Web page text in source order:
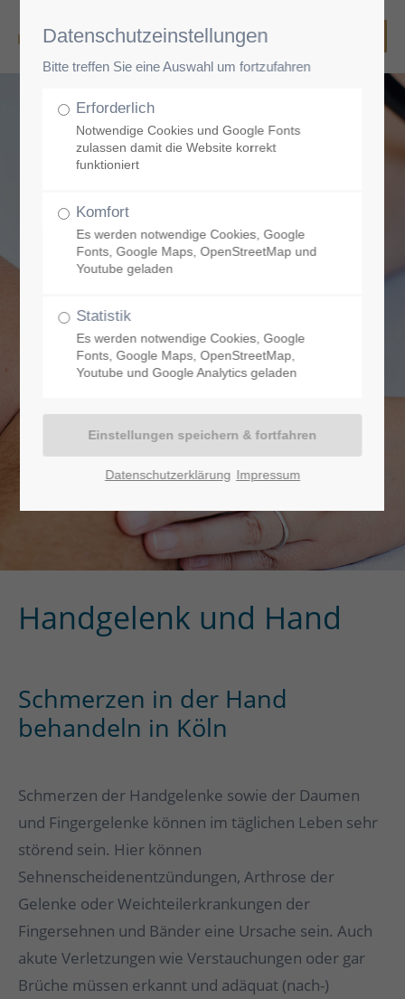
Handgelenk und Hand
Schmerzen in der Hand
behandeln in Köln
Schmerzen der Handgelenke sowie der Daumen
und Fingergelenke können im täglichen Leben sehr
störend sein. Hier können
Sehnenscheidenentzündungen, Arthrose der
Gelenke oder Weichteilerkrankungen der
Fingersehnen und Bänder eine Ursache sein. Auch
akute Verletzungen wie Verstauchungen oder gar
Brüche müssen erkannt und adäquat (nach-)
Datenschutzeinstellungen
Bitte treffen Sie eine Auswahl um fortzufahren
Erforderlich
Notwendige Cookies und Google Fonts
zulassen damit die Website korrekt
funktioniert
Komfort
Es werden notwendige Cookies, Google
Fonts, Google Maps, OpenStreetMap und
Youtube geladen
Statistik
Es werden notwendige Cookies, Google
Fonts, Google Maps, OpenStreetMap,
Youtube und Google Analytics geladen
Datenschutzerklärung Impressum